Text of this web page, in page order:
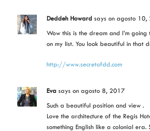
Deddeh Howard says on agosto 10,
Wow this is the dream and I’m going
on my list. You look beautiful in that
http://www.secretofdd.com
Eva says on agosto 8, 2017
Such a beautiful position and view .
Love the architecture of the Regis
something English like a colonial era.